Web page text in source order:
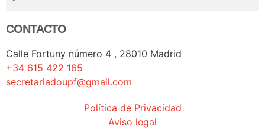
CONTACTO
Calle Fortuny número 4 , 28010 Madrid
+34 615 422 165
secretariadoupf@gmail.com
Política de Privacidad
Aviso legal